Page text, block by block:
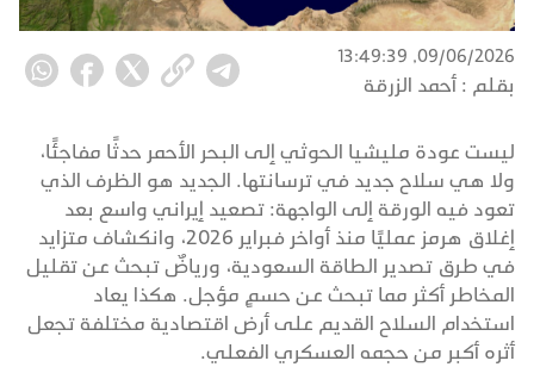
09/06/2026, 13:49:39
بقلم : أحمد الزرقة
ليست عودة مليشيا الحوثي إلى البحر الأحمر حدثًا مفاجئًا،
ولا هي سلاح جديد في ترسانتها. الجديد هو الظرف الذي
تعود فيه الورقة إلى الواجهة: تصعيد إيراني واسع بعد
إغلاق هرمز عمليًا منذ أواخر فبراير 2026، وانكشاف متزايد
في طرق تصدير الطاقة السعودية، ورياضٌ تبحث عن تقليل
المخاطر أكثر مما تبحث عن حسمٍ مؤجل. هكذا يعاد
استخدام السلاح القديم على أرض اقتصادية مختلفة تجعل
أثره أكبر من حجمه العسكري الفعلي.